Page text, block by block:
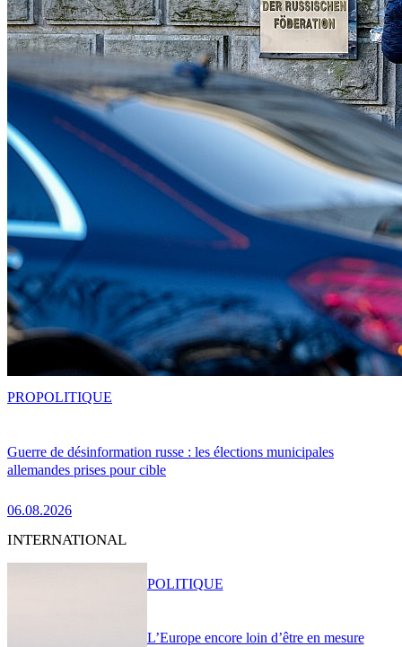
Guerre de désinformation russe : les élections municipales
allemandes prises pour cible
06.08.2026
PROPOLITIQUE
INTERNATIONAL
L’Europe encore loin d’être en mesure
POLITIQUE